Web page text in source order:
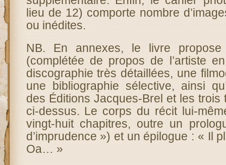
lieu de 12) comporte nombre
ou inédites.
NB. En annexes, le livre propose
(complétée de propos de l’artiste
discographie très détaillées, une
une bibliographie sélective, ainsi
des Éditions Jacques-Brel et les trois
ci-dessus. Le corps du récit lui-
vingt-huit chapitres, outre un
d’imprudence ») et un épilogue : « Il
Oa… »